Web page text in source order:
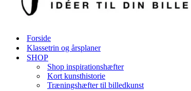
Forside
Klassetrin og årsplaner
SHOP
Shop inspirationshæfter
Kort kunsthistorie
Træningshæfter til billedkunst